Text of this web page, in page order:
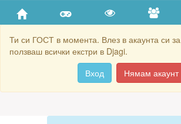
Ти си ГОСТ в момента. Влез в акаунта си
ползваш всички екстри в Djagi.
Вход
Нямам акаунт